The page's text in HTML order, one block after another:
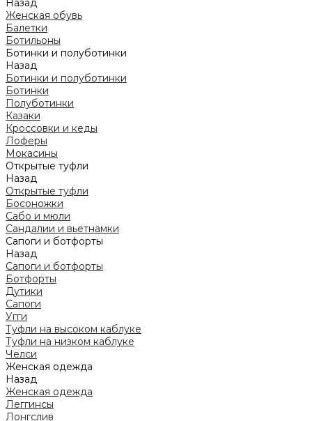
Назад
Женская обувь
Балетки
Ботильоны
Ботинки и полуботинки
Назад
Ботинки и полуботинки
Ботинки
Полуботинки
Казаки
Кроссовки и кеды
Лоферы
Мокасины
Открытые туфли
Назад
Открытые туфли
Босоножки
Сабо и мюли
Сандалии и вьетнамки
Сапоги и ботфорты
Назад
Сапоги и ботфорты
Ботфорты
Дутики
Сапоги
Угги
Туфли на высоком каблуке
Туфли на низком каблуке
Челси
Женская одежда
Назад
Женская одежда
Леггинсы
Лонгслив